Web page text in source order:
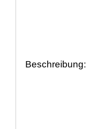
Beschreibung: